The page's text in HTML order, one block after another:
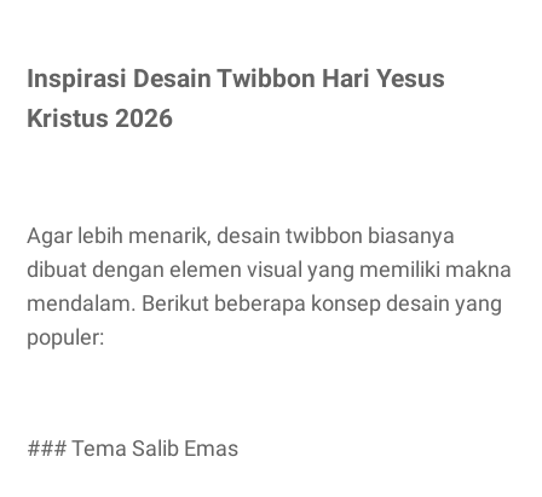
Inspirasi Desain Twibbon Hari Yesus
Kristus 2026
Agar lebih menarik, desain twibbon biasanya
dibuat dengan elemen visual yang memiliki makna
mendalam. Berikut beberapa konsep desain yang
populer:
### Tema Salib Emas